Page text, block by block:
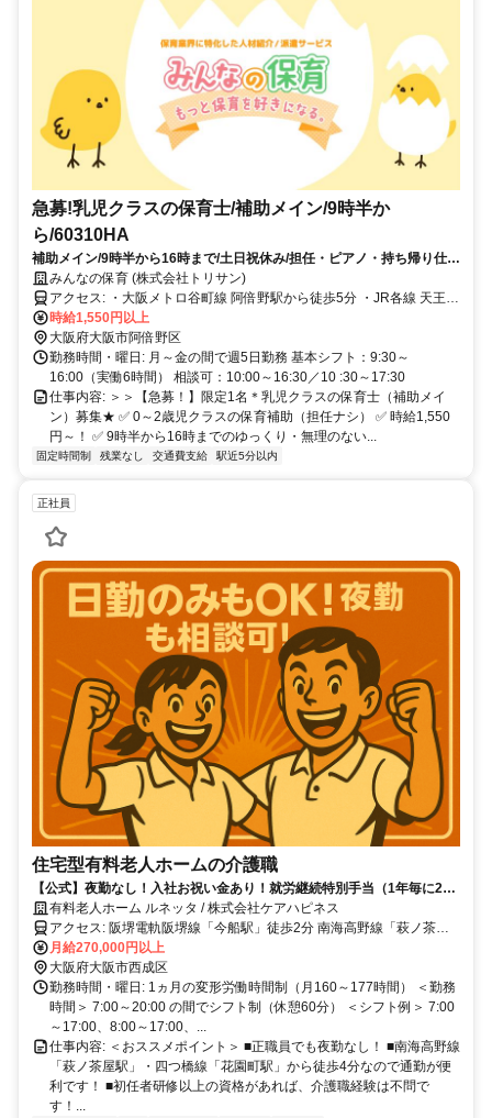
急募!乳児クラスの保育士/補助メイン/9時半か
ら/60310HA
補助メイン/9時半から16時まで/土日祝休み/担任・ピアノ・持ち帰り仕事
なし/60310HA
みんなの保育 (株式会社トリサン)
アクセス: ・大阪メトロ谷町線 阿倍野駅から徒歩5分 ・JR各線 天王寺
駅から徒歩7分
時給1,550円以上
大阪府大阪市阿倍野区
勤務時間・曜日: 月～金の間で週5日勤務 基本シフト：9:30～
16:00（実働6時間） 相談可：10:00～16:30／10 :30～17:30
仕事内容: ＞＞【急募！】限定1名＊乳児クラスの保育士（補助メイ
ン）募集★ ✅ 0～2歳児クラスの保育補助（担任ナシ） ✅ 時給1,550
円～！ ✅ 9時半から16時までのゆっくり・無理のない...
固定時間制 残業なし 交通費支給 駅近5分以内
正社員
住宅型有料老人ホームの介護職
【公式】夜勤なし！入社お祝い金あり！就労継続特別手当（1年毎に2万
～14万円）あり！
有料老人ホーム ルネッタ / 株式会社ケアハピネス
アクセス: 阪堺電軌阪堺線「今船駅」徒歩2分 南海高野線「萩ノ茶屋
駅」徒歩4分 四つ橋線「花園町駅」徒歩4分
月給270,000円以上
大阪府大阪市西成区
勤務時間・曜日: 1ヵ月の変形労働時間制（月160～177時間） ＜勤務
時間＞ 7:00～20:00 の間でシフト制（休憩60分） ＜シフト例＞ 7:00
～17:00、8:00～17:00、...
仕事内容: ＜おススメポイント＞ ■正職員でも夜勤なし！ ■南海高野線
「萩ノ茶屋駅」・四つ橋線「花園町駅」から徒歩4分なので通勤が便
利です！ ■初任者研修以上の資格があれば、介護職経験は不問で
す！...